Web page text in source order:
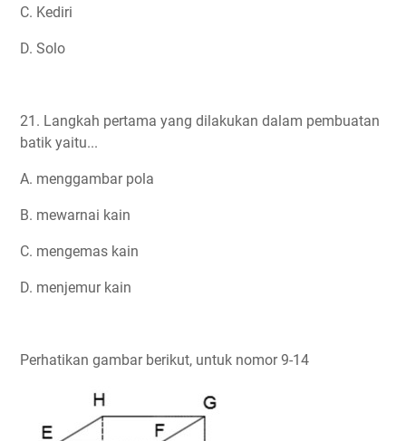
C. Kediri
D. Solo
21. Langkah pertama yang dilakukan dalam pembuatan
batik yaitu...
A. menggambar pola
B. mewarnai kain
C. mengemas kain
D. menjemur kain
Perhatikan gambar berikut, untuk nomor 9-14